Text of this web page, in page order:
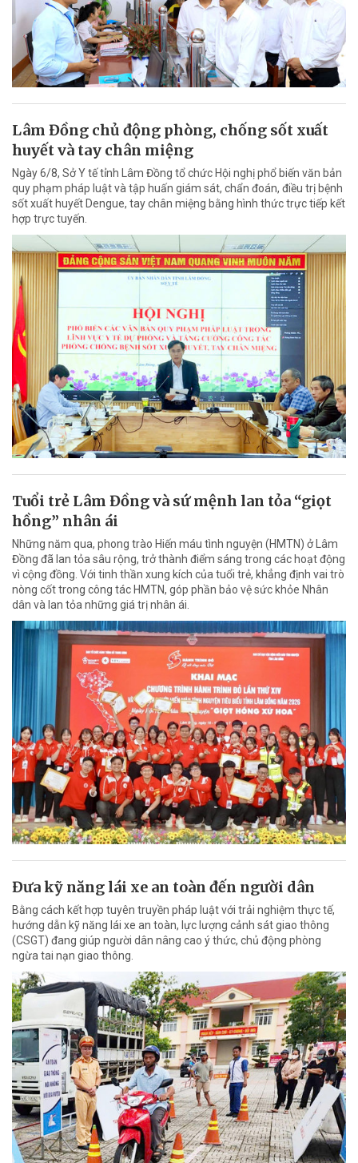
Lâm Đồng chủ động phòng, chống sốt xuất
huyết và tay chân miệng
Ngày 6/8, Sở Y tế tỉnh Lâm Đồng tổ chức Hội nghị phổ biến văn bản
quy phạm pháp luật và tập huấn giám sát, chẩn đoán, điều trị bệnh
sốt xuất huyết Dengue, tay chân miệng bằng hình thức trực tiếp kết
hợp trực tuyến.
Tuổi trẻ Lâm Đồng và sứ mệnh lan tỏa “giọt
hồng” nhân ái
Những năm qua, phong trào Hiến máu tình nguyện (HMTN) ở Lâm
Đồng đã lan tỏa sâu rộng, trở thành điểm sáng trong các hoạt động
vì cộng đồng. Với tinh thần xung kích của tuổi trẻ, khẳng định vai trò
nòng cốt trong công tác HMTN, góp phần bảo vệ sức khỏe Nhân
dân và lan tỏa những giá trị nhân ái.
Đưa kỹ năng lái xe an toàn đến người dân
Bằng cách kết hợp tuyên truyền pháp luật với trải nghiệm thực tế,
hướng dẫn kỹ năng lái xe an toàn, lực lượng cảnh sát giao thông
(CSGT) đang giúp người dân nâng cao ý thức, chủ động phòng
ngừa tai nạn giao thông.